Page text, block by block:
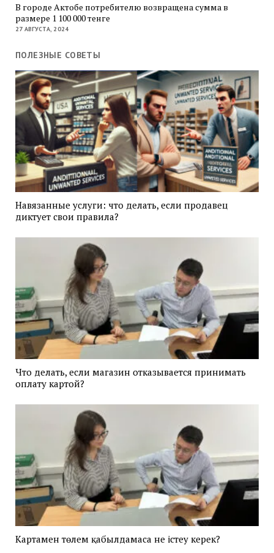
В городе Актобе потребителю возвращена сумма в
размере 1 100 000 тенге
27 АВГУСТА, 2024
ПОЛЕЗНЫЕ СОВЕТЫ
Навязанные услуги: что делать, если продавец
диктует свои правила?
Что делать, если магазин отказывается принимать
оплату картой?
Картамен төлем қабылдамаса не істеу керек?